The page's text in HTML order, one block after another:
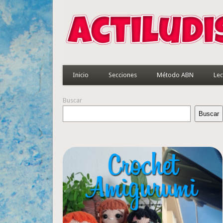
Inicio Secciones Método ABN
Buscar
Buscar